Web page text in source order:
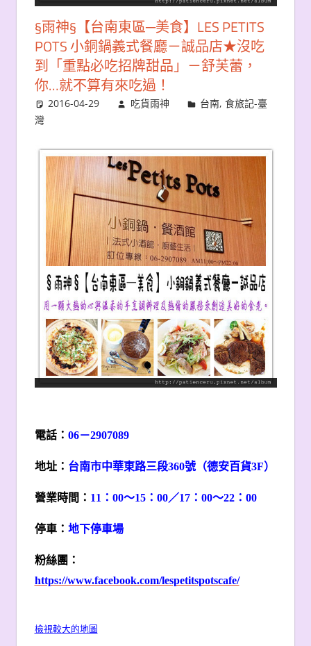
§雨神§【台南東區─美食】LES PETITS
POTS 小銅鍋義式餐廳－誠品店★沒吃
到「重點必吃招牌甜品」－舒芙蕾，
你…就不算有來吃過！
2016-04-29 吃貨雨神 台南,食旅記-臺
灣
電話： 06－2907089
地址： 台南市中華東路三段360號（德安百貨3F）
營業時間： 11：00～15：00／17：00～22：00
停車： 地下停車場
粉絲團：
https://www.facebook.com/lespetitspotscafe/
檢視較大的地圖